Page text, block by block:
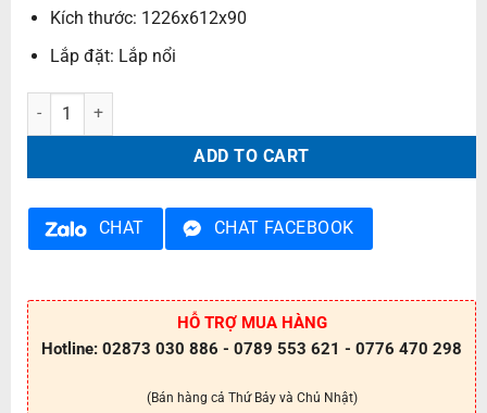
Kích thước: 1226x612x90
Lắp đặt: Lắp nổi
Máng đèn tán quang gắn nổi PSFB336L54 quantity
ADD TO CART
CHAT CHAT FACEBOOK
HỖ TRỢ MUA HÀNG
Hotline: 02873 030 886 - 0789 553 621 - 0776 470 298
(Bán hàng cả Thứ Bảy và Chủ Nhật)